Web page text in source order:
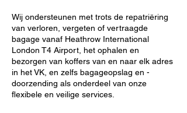
Wij ondersteunen met trots de repatriëring
van verloren, vergeten of vertraagde
bagage vanaf Heathrow International
London T4 Airport, het ophalen en
bezorgen van koffers van en naar elk adres
in het VK, en zelfs bagageopslag en -
doorzending als onderdeel van onze
flexibele en veilige services.